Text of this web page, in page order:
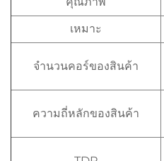
เหมาะ
จำนวนคอร์ของสินค้า
ความถี่หลักของสินค้า